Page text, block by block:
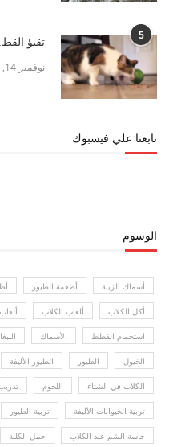
5 تقيؤ
نوفمبر 14, 2022
تابعنا علي فيسبوك
الوسوم
أسماك الزينة أطعمة الطيور
أكل الكلاب ألعاب الكلاب
استحمام القطط الأسماك
الخيول الطيور الطيور الأليفة
الكلاب في الشتاء اللحوم
تربية الحيوانات الأليفة تربية الطيور
حاسة الشم عند الكلاب حمل الكلبة